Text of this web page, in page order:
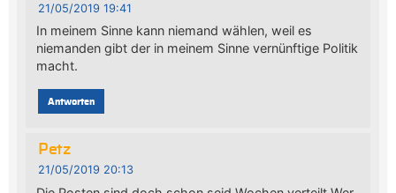
21/05/2019 19:41
In meinem Sinne kann niemand wählen, weil es
niemanden gibt der in meinem Sinne vernünftige Politik
macht.
Antworten
Petz
21/05/2019 20:13